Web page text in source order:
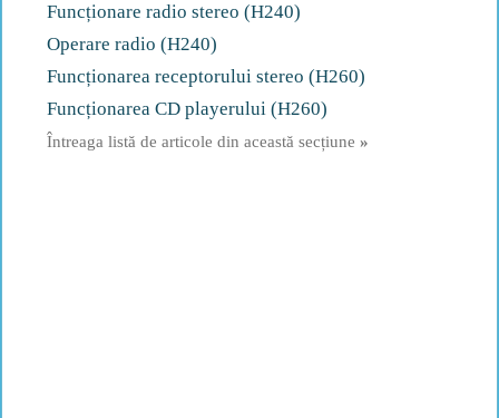
Funcționare radio stereo (H240)
Operare radio (H240)
Funcționarea receptorului stereo (H260)
Funcționarea CD playerului (H260)
Întreaga listă de articole din această secțiune »